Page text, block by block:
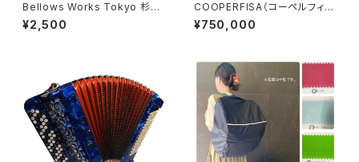
Bellows Works Tokyo 杉綾
珈琲豆店 マグカップ
¥2,500
COOPERFISA（コーペルフィ
サ）
¥750,000